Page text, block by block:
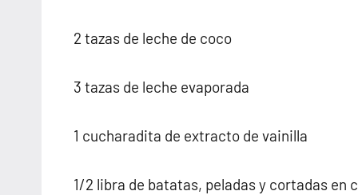
2 tazas de leche de coco
3 tazas de leche evaporada
1 cucharadita de extracto de vainilla
1/2 libra de batatas, peladas y cortadas en